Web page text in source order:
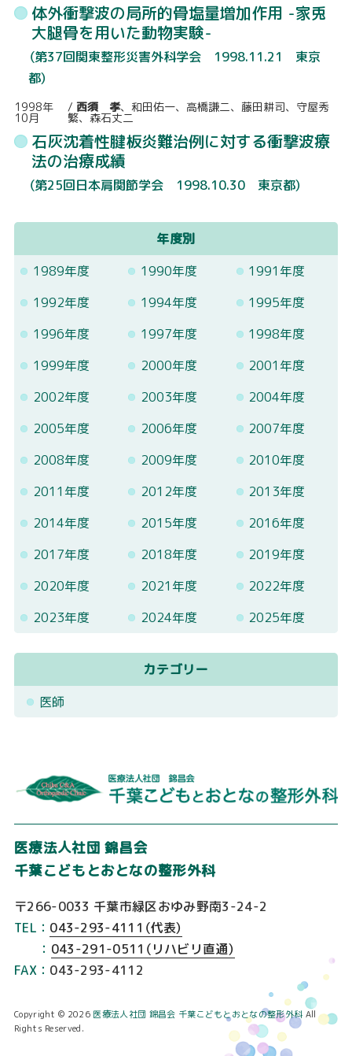
体外衝撃波の局所的骨塩量増加作用 -家兎
大腿骨を用いた動物実験-
（第37回関東整形災害外科学会 1998.11.21 東京
都）
1998年
10月
/ 西須 孝、和田佑一、高橋謙二、藤田耕司、守屋秀
繁、森石丈二
石灰沈着性腱板炎難治例に対する衝撃波療
法の治療成績
（第25回日本肩関節学会 1998.10.30 東京都）
年度別
1989年度
1990年度
1991年度
1992年度
1994年度
1995年度
1996年度
1997年度
1998年度
1999年度
2000年度
2001年度
2002年度
2003年度
2004年度
2005年度
2006年度
2007年度
2008年度
2009年度
2010年度
2011年度
2012年度
2013年度
2014年度
2015年度
2016年度
2017年度
2018年度
2019年度
2020年度
2021年度
2022年度
2023年度
2024年度 2025年度
カテゴリー
医師
医療法人社団 錦昌会
千葉こどもとおとなの整形外科
〒266-0033 千葉市緑区おゆみ野南3-24-2
TEL： 043-293-4111（代表）
： 043-291-0511（リハビリ直通）
FAX： 043-293-4112
Copyright © 2026 医療法人社団 錦昌会 千葉こどもとおとなの整形外科 All
Rights Reserved.